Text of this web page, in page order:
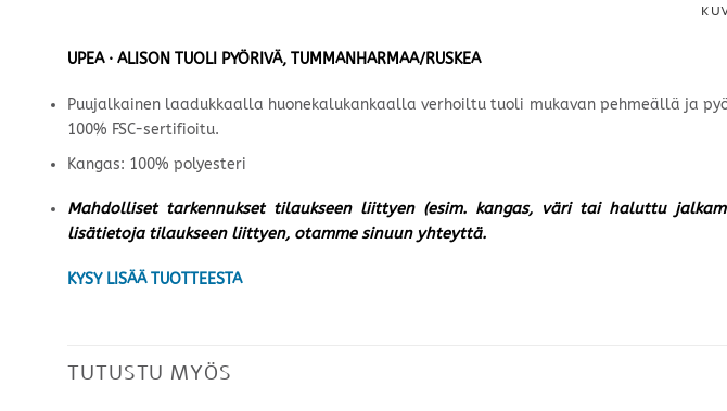
UPEA · ALISON TUOLI PYÖRIVÄ, TUMMANHARMAA/RUSKEA
Puujalkainen laadukkaalla huonekalukankaalla verhoiltu tuoli mukavan pehmeällä ja
100% FSC-sertifioitu.
Kangas: 100% polyesteri
Mahdolliset tarkennukset tilaukseen liittyen (esim. kangas, väri tai haluttu
lisätietoja tilaukseen liittyen, otamme sinuun yhteyttä.
KYSY LISÄÄ TUOTTEESTA
TUTUSTU MYÖS